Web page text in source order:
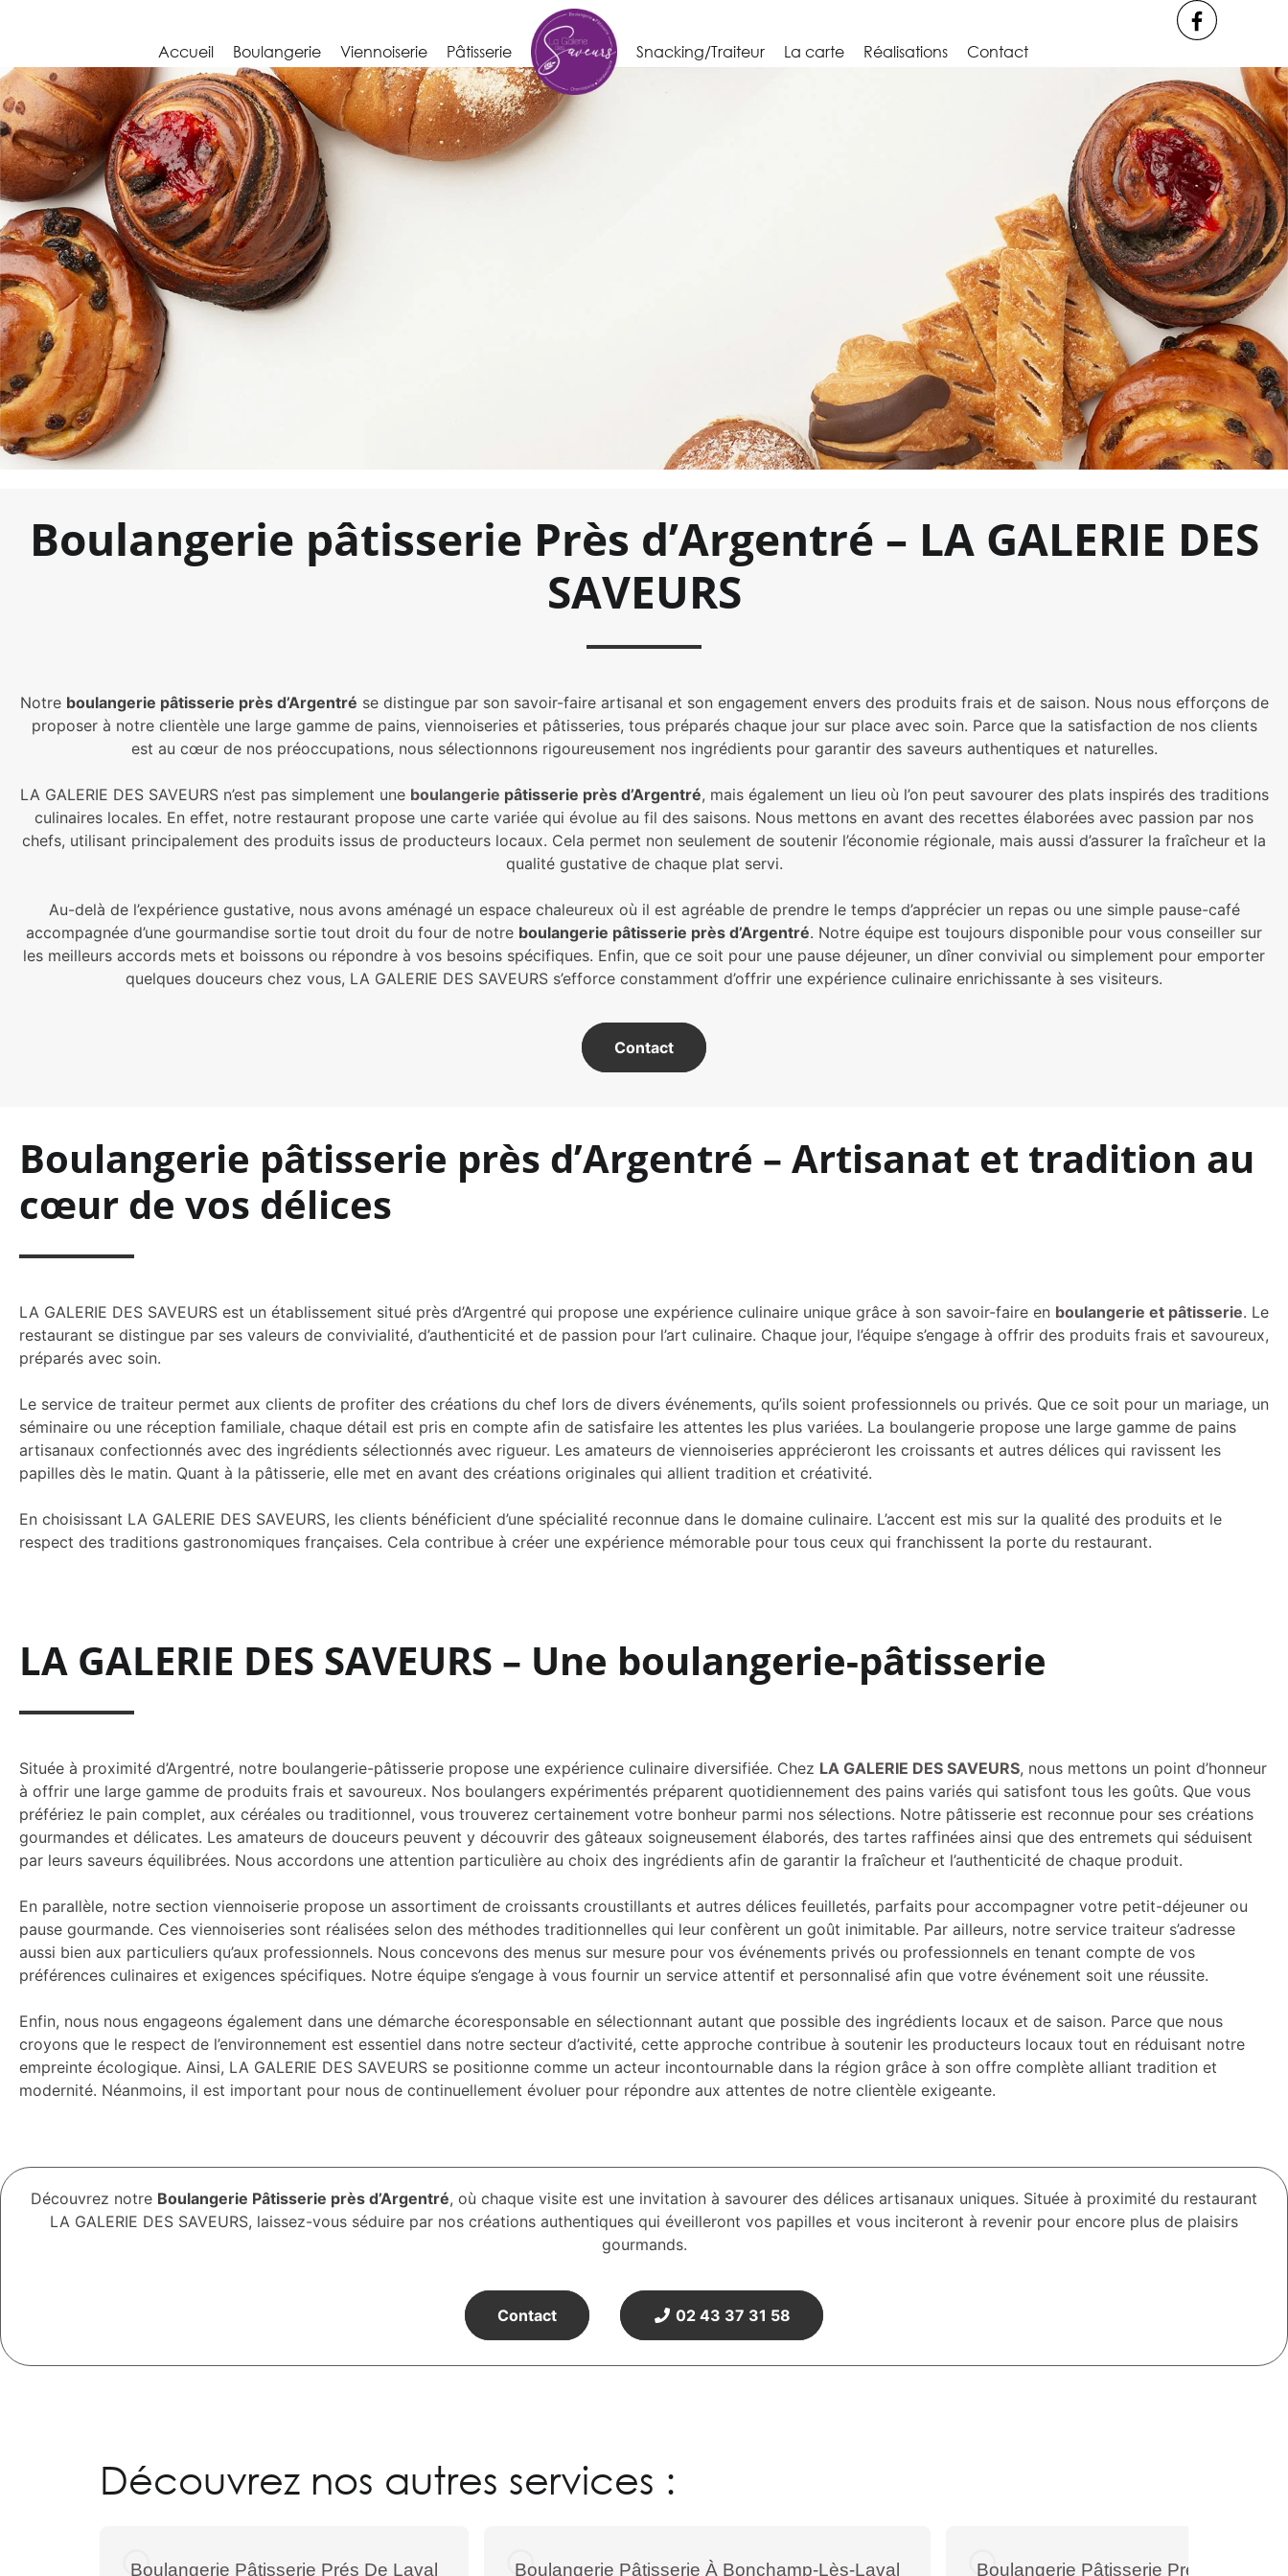
Accueil Boulangerie Viennoiserie Pâtisserie Snacking/Traiteur La carte Réalisations Contact
Boulangerie pâtisserie Près d’Argentré – LA GALERIE DES
SAVEURS
Notre boulangerie pâtisserie près d’Argentré se distingue par son savoir-faire artisanal et son engagement envers des produits frais et de saison. Nous nous efforçons de
proposer à notre clientèle une large gamme de pains, viennoiseries et pâtisseries, tous préparés chaque jour sur place avec soin. Parce que la satisfaction de nos clients
est au cœur de nos préoccupations, nous sélectionnons rigoureusement nos ingrédients pour garantir des saveurs authentiques et naturelles.
LA GALERIE DES SAVEURS n’est pas simplement une boulangerie pâtisserie près d’Argentré, mais également un lieu où l’on peut savourer des plats inspirés des traditions
culinaires locales. En effet, notre restaurant propose une carte variée qui évolue au fil des saisons. Nous mettons en avant des recettes élaborées avec passion par nos
chefs, utilisant principalement des produits issus de producteurs locaux. Cela permet non seulement de soutenir l’économie régionale, mais aussi d’assurer la fraîcheur et la
qualité gustative de chaque plat servi.
Au-delà de l’expérience gustative, nous avons aménagé un espace chaleureux où il est agréable de prendre le temps d’apprécier un repas ou une simple pause-café
accompagnée d’une gourmandise sortie tout droit du four de notre boulangerie pâtisserie près d’Argentré. Notre équipe est toujours disponible pour vous conseiller sur
les meilleurs accords mets et boissons ou répondre à vos besoins spécifiques. Enfin, que ce soit pour une pause déjeuner, un dîner convivial ou simplement pour emporter
quelques douceurs chez vous, LA GALERIE DES SAVEURS s’efforce constamment d’offrir une expérience culinaire enrichissante à ses visiteurs.
Contact
Boulangerie pâtisserie près d’Argentré – Artisanat et tradition au
cœur de vos délices
LA GALERIE DES SAVEURS est un établissement situé près d’Argentré qui propose une expérience culinaire unique grâce à son savoir-faire en boulangerie et pâtisserie. Le
restaurant se distingue par ses valeurs de convivialité, d’authenticité et de passion pour l’art culinaire. Chaque jour, l’équipe s’engage à offrir des produits frais et savoureux,
préparés avec soin.
Le service de traiteur permet aux clients de profiter des créations du chef lors de divers événements, qu’ils soient professionnels ou privés. Que ce soit pour un mariage, un
séminaire ou une réception familiale, chaque détail est pris en compte afin de satisfaire les attentes les plus variées. La boulangerie propose une large gamme de pains
artisanaux confectionnés avec des ingrédients sélectionnés avec rigueur. Les amateurs de viennoiseries apprécieront les croissants et autres délices qui ravissent les
papilles dès le matin. Quant à la pâtisserie, elle met en avant des créations originales qui allient tradition et créativité.
En choisissant LA GALERIE DES SAVEURS, les clients bénéficient d’une spécialité reconnue dans le domaine culinaire. L’accent est mis sur la qualité des produits et le
respect des traditions gastronomiques françaises. Cela contribue à créer une expérience mémorable pour tous ceux qui franchissent la porte du restaurant.
LA GALERIE DES SAVEURS – Une boulangerie-pâtisserie
Située à proximité d’Argentré, notre boulangerie-pâtisserie propose une expérience culinaire diversifiée. Chez LA GALERIE DES SAVEURS, nous mettons un point d’honneur
à offrir une large gamme de produits frais et savoureux. Nos boulangers expérimentés préparent quotidiennement des pains variés qui satisfont tous les goûts. Que vous
préfériez le pain complet, aux céréales ou traditionnel, vous trouverez certainement votre bonheur parmi nos sélections. Notre pâtisserie est reconnue pour ses créations
gourmandes et délicates. Les amateurs de douceurs peuvent y découvrir des gâteaux soigneusement élaborés, des tartes raffinées ainsi que des entremets qui séduisent
par leurs saveurs équilibrées. Nous accordons une attention particulière au choix des ingrédients afin de garantir la fraîcheur et l’authenticité de chaque produit.
En parallèle, notre section viennoiserie propose un assortiment de croissants croustillants et autres délices feuilletés, parfaits pour accompagner votre petit-déjeuner ou
pause gourmande. Ces viennoiseries sont réalisées selon des méthodes traditionnelles qui leur confèrent un goût inimitable. Par ailleurs, notre service traiteur s’adresse
aussi bien aux particuliers qu’aux professionnels. Nous concevons des menus sur mesure pour vos événements privés ou professionnels en tenant compte de vos
préférences culinaires et exigences spécifiques. Notre équipe s’engage à vous fournir un service attentif et personnalisé afin que votre événement soit une réussite.
Enfin, nous nous engageons également dans une démarche écoresponsable en sélectionnant autant que possible des ingrédients locaux et de saison. Parce que nous
croyons que le respect de l’environnement est essentiel dans notre secteur d’activité, cette approche contribue à soutenir les producteurs locaux tout en réduisant notre
empreinte écologique. Ainsi, LA GALERIE DES SAVEURS se positionne comme un acteur incontournable dans la région grâce à son offre complète alliant tradition et
modernité. Néanmoins, il est important pour nous de continuellement évoluer pour répondre aux attentes de notre clientèle exigeante.
Découvrez notre Boulangerie Pâtisserie près d’Argentré, où chaque visite est une invitation à savourer des délices artisanaux uniques. Située à proximité du restaurant
LA GALERIE DES SAVEURS, laissez-vous séduire par nos créations authentiques qui éveilleront vos papilles et vous inciteront à revenir pour encore plus de plaisirs
gourmands.
Contact 02 43 37 31 58
Découvrez nos autres services :
Boulangerie Pâtisserie Prés De Laval Boulangerie Pâtisserie À Bonchamp-Lès-Laval Boulangerie Pâtisserie Prés De